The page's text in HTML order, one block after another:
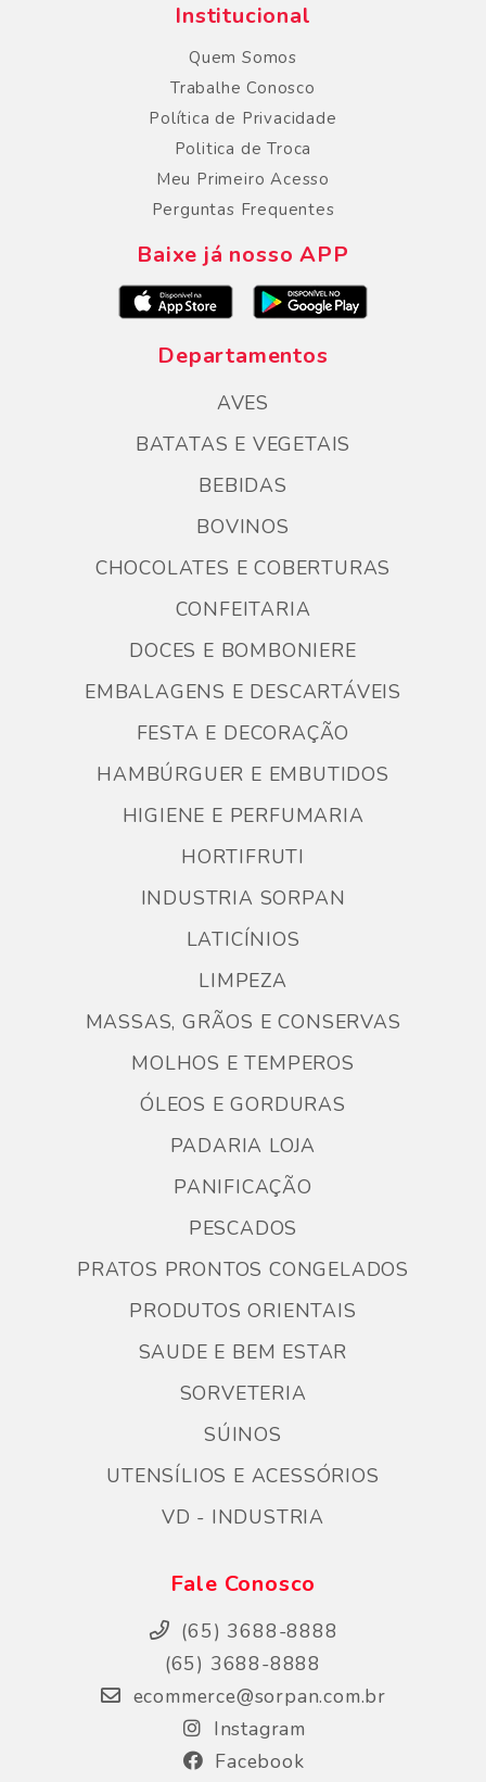
Institucional
Quem Somos
Trabalhe Conosco
Política de Privacidade
Politica de Troca
Meu Primeiro Acesso
Perguntas Frequentes
Baixe já nosso APP
Departamentos
AVES
BATATAS E VEGETAIS
BEBIDAS
BOVINOS
CHOCOLATES E COBERTURAS
CONFEITARIA
DOCES E BOMBONIERE
EMBALAGENS E DESCARTÁVEIS
FESTA E DECORAÇÃO
HAMBÚRGUER E EMBUTIDOS
HIGIENE E PERFUMARIA
HORTIFRUTI
INDUSTRIA SORPAN
LATICÍNIOS
LIMPEZA
MASSAS, GRÃOS E CONSERVAS
MOLHOS E TEMPEROS
ÓLEOS E GORDURAS
PADARIA LOJA
PANIFICAÇÃO
PESCADOS
PRATOS PRONTOS CONGELADOS
PRODUTOS ORIENTAIS
SAUDE E BEM ESTAR
SORVETERIA
SÚINOS
UTENSÍLIOS E ACESSÓRIOS
VD - INDUSTRIA
Fale Conosco
(65) 3688-8888
(65) 3688-8888
ecommerce@sorpan.com.br
Instagram
Facebook